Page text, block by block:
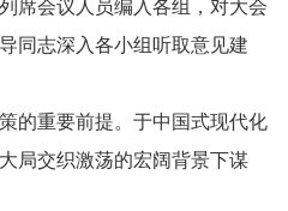
席会议人员编入各组，对大会
同志深入各小组听取意见建
的重要前提。于中国式现代化
局交织激荡的宏阔背景下谋